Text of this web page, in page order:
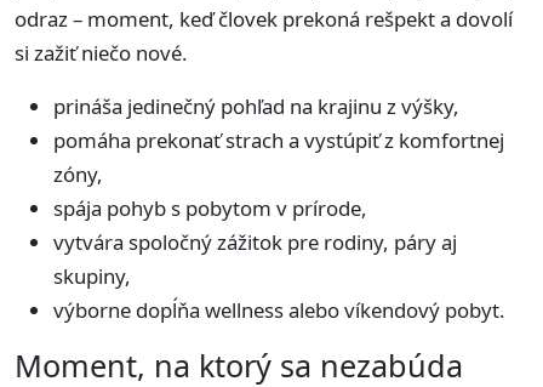
odraz – moment, keď človek prekoná rešpekt a dovolí
si zažiť niečo nové.
prináša jedinečný pohľad na krajinu z výšky,
pomáha prekonať strach a vystúpiť z komfortnej
zóny,
spája pohyb s pobytom v prírode,
vytvára spoločný zážitok pre rodiny, páry aj
skupiny,
výborne dopĺňa wellness alebo víkendový pobyt.
Moment, na ktorý sa nezabúda